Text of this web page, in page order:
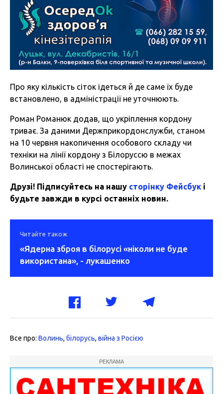
Про яку кількість сіток ідеться й де саме їх буде
встановлено, в адміністрації не уточнюють.
Роман Романюк додав, що укріплення кордону
триває. За даними Держприкордонслужби, станом
на 10 червня накопичення особового складу чи
техніки на лінії кордону з Білоруссю в межах
Волинської області не спостерігають.
Друзі! Підписуйтесь на нашу сторінку Фейсбук і
будьте завжди в курсі останніх новин.
Читайте також
«Ядерна зброя в білорусі «ніколи не буде
використана», - лукашенко
Все про: Волинь, білорусь, війна з Росією
РЕКЛАМА